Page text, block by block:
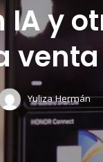
IA y
Yuliza Hermán